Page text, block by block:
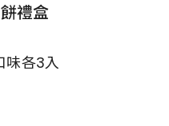
禮盒
味各3入